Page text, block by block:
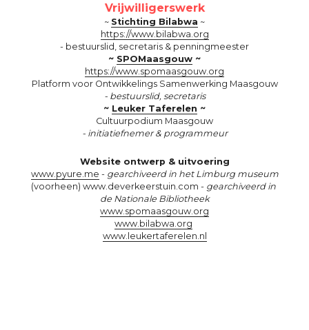
Vrijwilligerswerk
~ Stichting Bilabwa ~
https://www.bilabwa.org
- bestuurslid, secretaris & penningmeester
~ SPOMaasgouw ~
https://www.spomaasgouw.org
Platform voor Ontwikkelings Samenwerking Maasgouw
- bestuurslid, secretaris
~ Leuker Taferelen ~
Cultuurpodium Maasgouw
- initiatiefnemer & programmeur
Website ontwerp & uitvoering
www.pyure.me - gearchiveerd in het Limburg museum
(voorheen) www.deverkeerstuin.com - gearchiveerd in
de Nationale Bibliotheek
www.spomaasgouw.org
www.bilabwa.org
www.leukertaferelen.nl